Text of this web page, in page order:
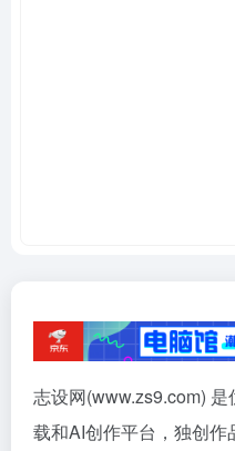
志设网(www.zs9.com)
载和AI创作平台，独创